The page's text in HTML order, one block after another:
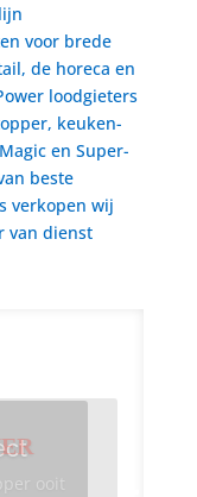
voor brede
de horeca en
loodgieters
keuken-
en Super-
beste
verkopen wij
van dienst
ooit